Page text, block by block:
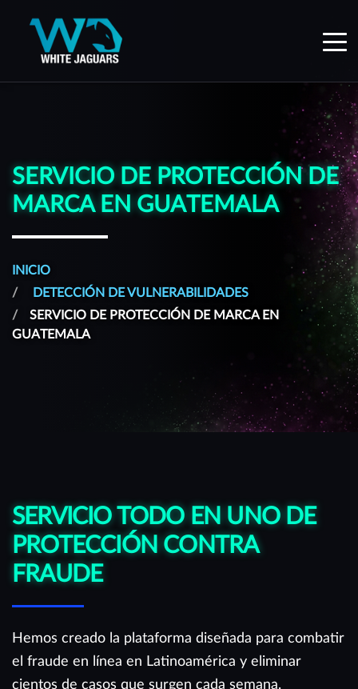
SERVICIO DE PROTECCIÓN DE
MARCA EN GUATEMALA
INICIO
DETECCIÓN DE VULNERABILIDADES
SERVICIO DE PROTECCIÓN DE MARCA EN
GUATEMALA
SERVICIO TODO EN UNO DE
PROTECCIÓN CONTRA
FRAUDE
Hemos creado la plataforma diseñada para combatir
el fraude en línea en Latinoamérica y eliminar
cientos de casos que surgen cada semana.